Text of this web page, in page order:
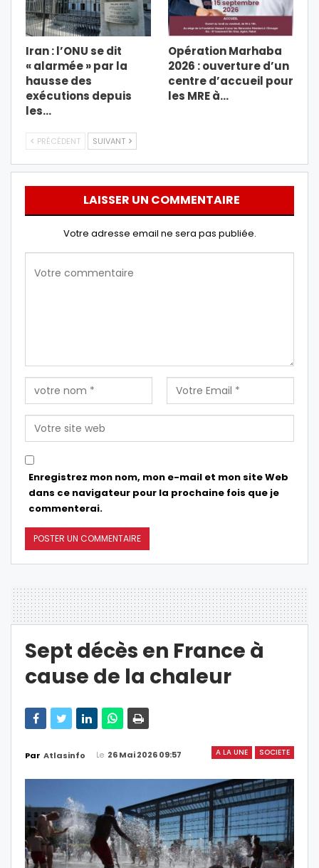
Iran : l’ONU se dit
« alarmée » par la
hausse des
exécutions depuis
les…
Opération Marhaba
2026 : ouverture d’un
centre d’accueil pour
les MRE à…
PRÉCÉDENT SUIVANT
LAISSER UN COMMENTAIRE
Votre adresse email ne sera pas publiée.
Enregistrez mon nom, mon e-mail et mon site Web
dans ce navigateur pour la prochaine fois que je
commenterai.
Sept décès en France à
cause de la chaleur
A LA UNE SOCIETE
Par Atlasinfo Le 26 Mai 2026 09:57